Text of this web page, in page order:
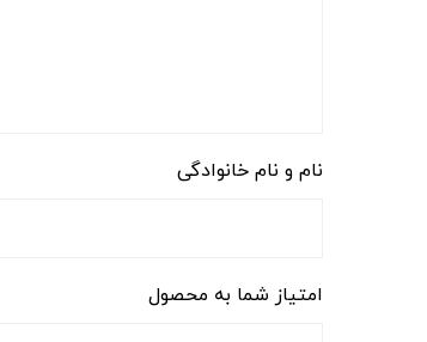
نام و نام خانوادگی
امتیاز شما به محصول